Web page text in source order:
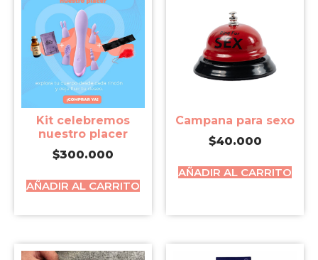
Kit celebremos
nuestro placer
$300.000
AÑADIR AL CARRITO
Campana para sexo
$40.000
AÑADIR AL CARRITO